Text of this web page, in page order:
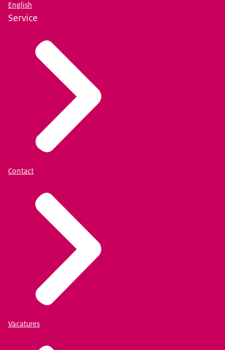
English
Service
Contact
Vacatures